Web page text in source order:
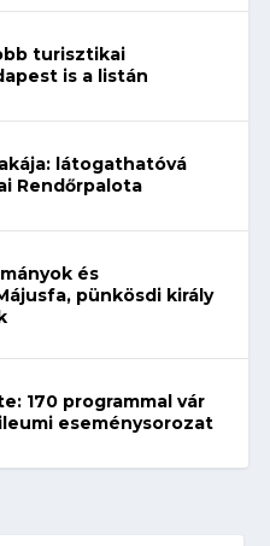
turisztikai
is a listán
látogathatóvá
Rendőrpalota
és
pünkösdi király
170 programmal vár
eseménysorozat